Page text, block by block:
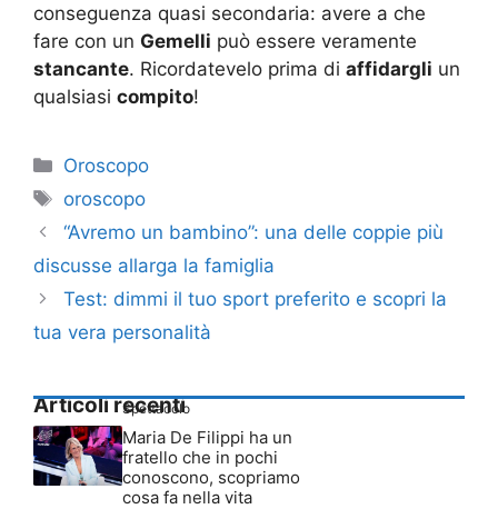
conseguenza quasi secondaria: avere a che
fare con un Gemelli può essere veramente
stancante. Ricordatevelo prima di affidargli un
qualsiasi compito!
Categorie
Oroscopo
Tag
oroscopo
“Avremo un bambino”: una delle coppie più
discusse allarga la famiglia
Test: dimmi il tuo sport preferito e scopri la
tua vera personalità
Articoli recenti
Spettacolo
Maria De Filippi ha un
fratello che in pochi
conoscono, scopriamo
cosa fa nella vita